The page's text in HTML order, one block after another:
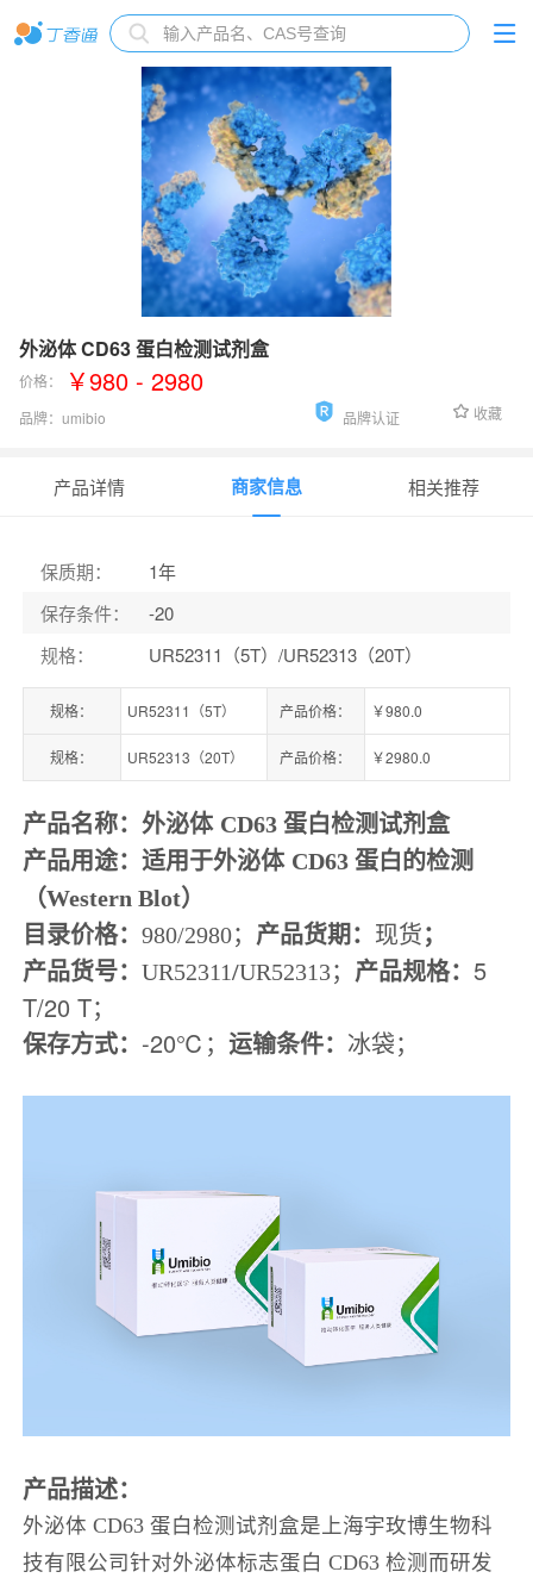
外泌体 CD63 蛋白检测试剂盒
价格： ￥980 - 2980
品牌： umibio 品牌认证 收藏
产品详情 商家信息 相关推荐
保质期：
1年
保存条件：
-20
规格： UR52311（5T）/UR52313（20T）
规格： UR52311（5T） 产品价格： ￥980.0
规格： UR52313（20T） 产品价格： ￥2980.0
产品名称： 外泌体 CD63 蛋白检测试剂盒
产品用途： 适用于外泌体 CD63 蛋白的检测
（Western Blot）
目录价格： 980/2980； 产品货期： 现货；
产品货号： UR52311/UR52313； 产品规格： 5
T/20 T；
保存方式： -20℃ ； 运输条件： 冰袋；
产品描述：
外泌体 CD63 蛋白检测试剂盒是上海宇玫博生物科
技有限公司针对外泌体标志蛋白 CD63 检测而研发